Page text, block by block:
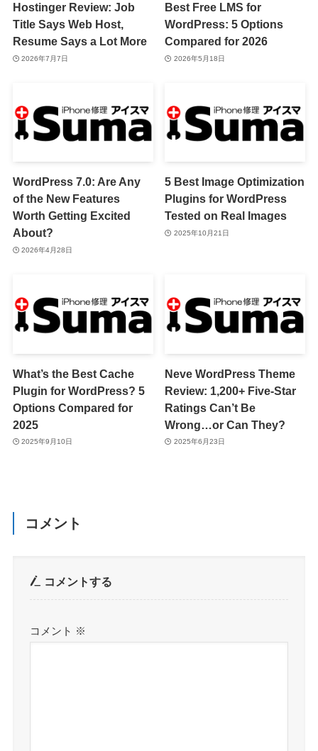
Hostinger Review: Job
Title Says Web Host,
Resume Says a Lot More
2026年7月7日
Best Free LMS for
WordPress: 5 Options
Compared for 2026
2026年5月18日
WordPress 7.0: Are Any
of the New Features
Worth Getting Excited
About?
2026年4月28日
5 Best Image Optimization
Plugins for WordPress
Tested on Real Images
2025年10月21日
What’s the Best Cache
Plugin for WordPress? 5
Options Compared for
2025
2025年9月10日
Neve WordPress Theme
Review: 1,200+ Five-Star
Ratings Can’t Be
Wrong…or Can They?
2025年6月23日
コメント
コメントする
コメント ※